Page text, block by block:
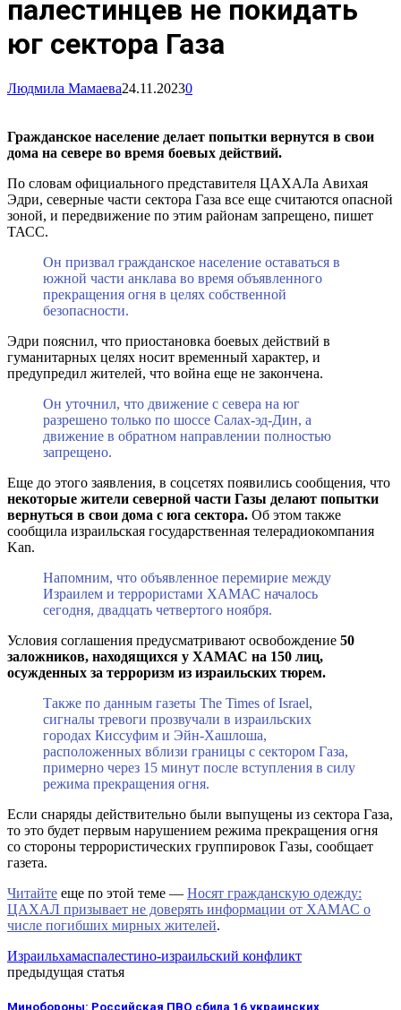
палестинцев не покидать
юг сектора Газа
Людмила Мамаева24.11.20230
Гражданское население делает попытки вернутся в свои
дома на севере во время боевых действий.
По словам официального представителя ЦАХАЛа Авихая
Эдри, северные части сектора Газа все еще считаются опасной
зоной, и передвижение по этим районам запрещено, пишет
ТАСС.
Он призвал гражданское население оставаться в
южной части анклава во время объявленного
прекращения огня в целях собственной
безопасности.
Эдри пояснил, что приостановка боевых действий в
гуманитарных целях носит временный характер, и
предупредил жителей, что война еще не закончена.
Он уточнил, что движение с севера на юг
разрешено только по шоссе Салах-эд-Дин, а
движение в обратном направлении полностью
запрещено.
Еще до этого заявления, в соцсетях появились сообщения, что
некоторые жители северной части Газы делают попытки
вернуться в свои дома с юга сектора. Об этом также
сообщила израильская государственная телерадиокомпания
Kan.
Напомним, что объявленное перемирие между
Израилем и террористами ХАМАС началось
сегодня, двадцать четвертого ноября.
Условия соглашения предусматривают освобождение 50
заложников, находящихся у ХАМАС на 150 лиц,
осужденных за терроризм из израильских тюрем.
Также по данным газеты The Times of Israel,
сигналы тревоги прозвучали в израильских
городах Киссуфим и Эйн-Хашлоша,
расположенных вблизи границы с сектором Газа,
примерно через 15 минут после вступления в силу
режима прекращения огня.
Если снаряды действительно были выпущены из сектора Газа,
то это будет первым нарушением режима прекращения огня
со стороны террористических группировок Газы, сообщает
газета.
Читайте еще по этой теме — Носят гражданскую одежду:
ЦАХАЛ призывает не доверять информации от ХАМАС о
числе погибших мирных жителей.
Израильхамаспалестино-израильский конфликт
предыдущая статья
Минобороны: Российская ПВО сбила 16 украинских